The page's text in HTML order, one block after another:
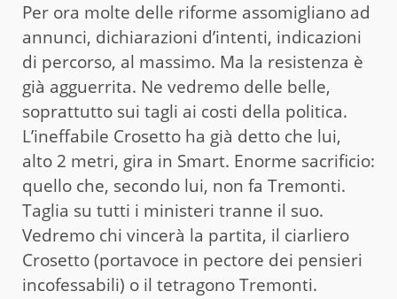
Per ora molte delle riforme assomigliano ad
annunci, dichiarazioni d’intenti, indicazioni
di percorso, al massimo. Ma la resistenza è
già agguerrita. Ne vedremo delle belle,
soprattutto sui tagli ai costi della politica.
L’ineffabile Crosetto ha già detto che lui,
alto 2 metri, gira in Smart. Enorme sacrificio:
quello che, secondo lui, non fa Tremonti.
Taglia su tutti i ministeri tranne il suo.
Vedremo chi vincerà la partita, il ciarliero
Crosetto (portavoce in pectore dei pensieri
incofessabili) o il tetragono Tremonti.